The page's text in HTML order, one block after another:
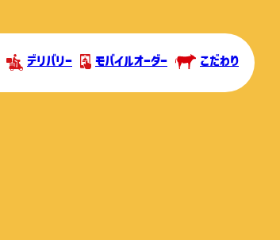
デリバリー モバイルオーダー こだわり